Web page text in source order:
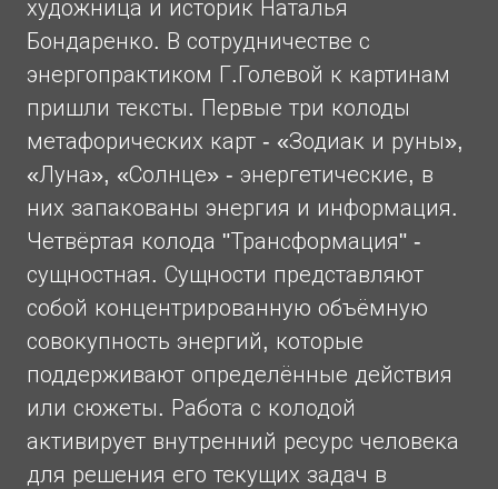
художница и историк Наталья
Бондаренко. В сотрудничестве с
энергопрактиком Г.Голевой к картинам
пришли тексты. Первые три колоды
метафорических карт - «Зодиак и руны»,
«Луна», «Солнце» - энергетические, в
них запакованы энергия и информация.
Четвёртая колода "Трансформация" -
сущностная. Сущности представляют
собой концентрированную объёмную
совокупность энергий, которые
поддерживают определённые действия
или сюжеты. Работа с колодой
активирует внутренний ресурс человека
для решения его текущих задач в